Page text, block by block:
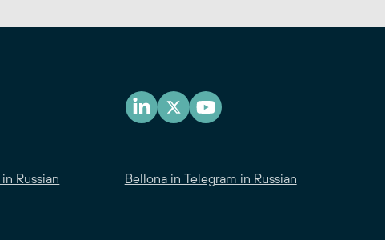
Russian Bellona in Telegram in Russian